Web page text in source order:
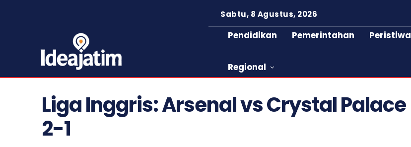
Sabtu, 8 Agustus, 2026
Pendidikan Pemerintahan Peristiwa
Regional
Liga Inggris: Arsenal vs Crystal Palace
2-1